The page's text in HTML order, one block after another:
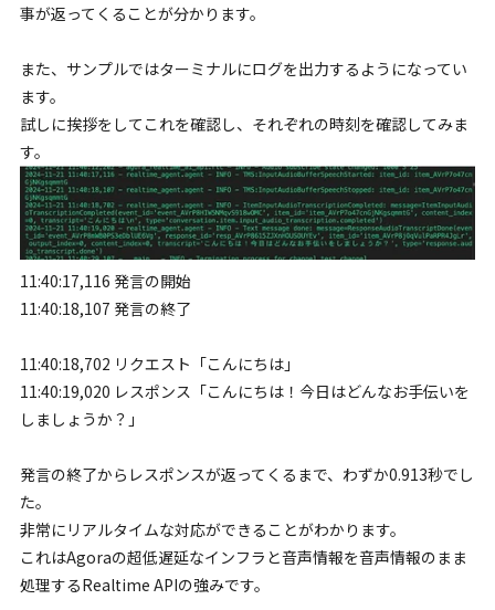
事が返ってくることが分かります。
また、サンプルではターミナルにログを出力するようになってい
ます。
試しに挨拶をしてこれを確認し、それぞれの時刻を確認してみま
す。
11:40:17,116 発言の開始
11:40:18,107 発言の終了
11:40:18,702 リクエスト「こんにちは」
11:40:19,020 レスポンス「こんにちは！今日はどんなお手伝いを
しましょうか？」
発言の終了からレスポンスが返ってくるまで、わずか0.913秒でし
た。
非常にリアルタイムな対応ができることがわかります。
これはAgoraの超低遅延なインフラと音声情報を音声情報のまま
処理するRealtime APIの強みです。